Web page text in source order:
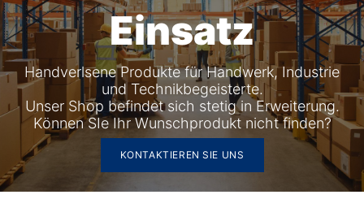
Einsatz
Handverlsene Produkte für Handwerk, Industrie
und Technikbegeisterte.
Unser Shop befindet sich stetig in Erweiterung.
Können SIe Ihr Wunschprodukt nicht finden?
KONTAKTIEREN SIE UNS